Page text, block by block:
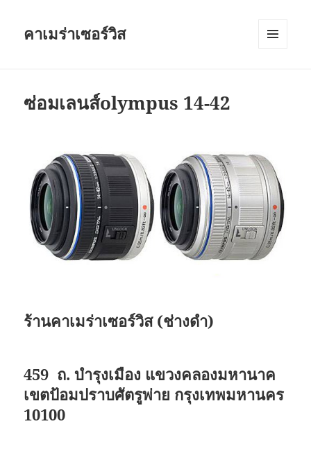
คาเมร่าเซอร์วิส
ซ่อมเลนส์olympus 14-42
ร้านคาเมร่าเซอร์วิส (ช่างดำ)
459 ถ. บำรุงเมือง แขวงคลองมหานาค
เขตป้อมปราบศัตรูพ่าย กรุงเทพมหานคร
10100